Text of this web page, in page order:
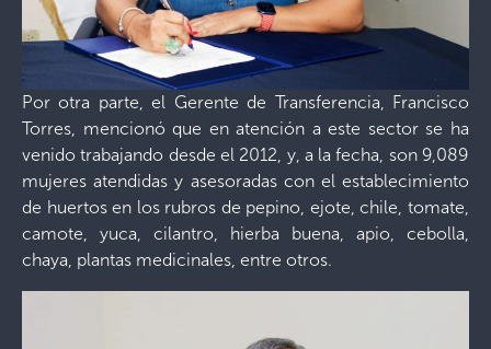
Por otra parte, el Gerente de Transferencia, Francisco
Torres, mencionó que en atención a este sector se ha
venido trabajando desde el 2012, y, a la fecha, son 9,089
mujeres atendidas y asesoradas con el establecimiento
de huertos en los rubros de pepino, ejote, chile, tomate,
camote, yuca, cilantro, hierba buena, apio, cebolla,
chaya, plantas medicinales, entre otros.